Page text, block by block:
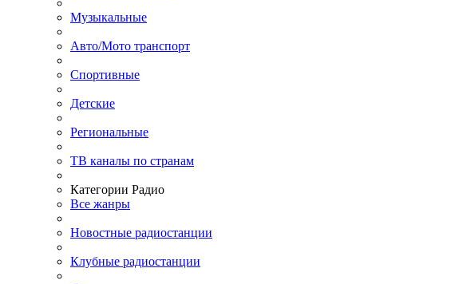
Музыкальные
Авто/Мото транспорт
Спортивные
Детские
Региональные
ТВ каналы по странам
Категории Радио
Все жанры
Новостные радиостанции
Клубные радиостанции